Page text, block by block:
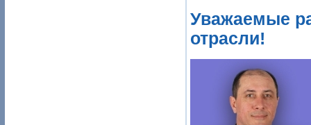
Уважаемые
отрасли!